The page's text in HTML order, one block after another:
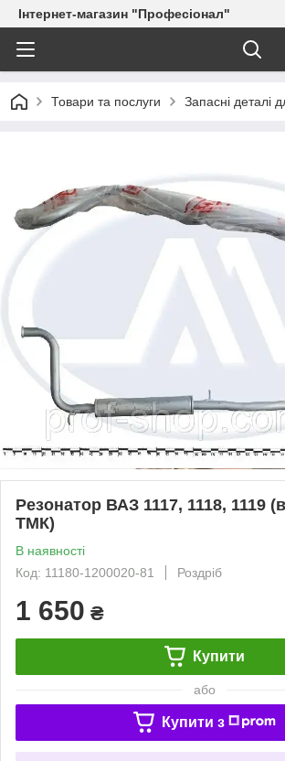
Інтернет-магазин "Професіонал"
Товари та послуги Запасні деталі
Резонатор ВАЗ 1117, 1118, 1119
ТМК)
В наявності
Код: 11180-1200020-81
Роздріб
1 650 ₴
Купити
або
Купити з